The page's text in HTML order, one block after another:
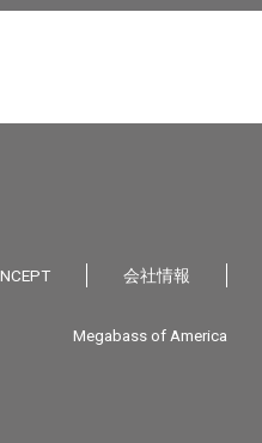
会社情報
Megabass of America